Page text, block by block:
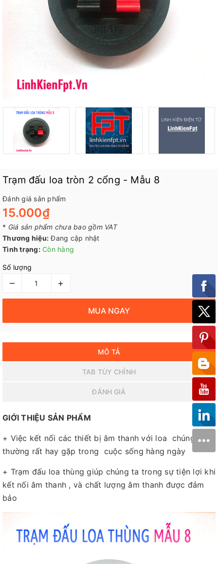
Trạm đấu loa tròn 2 cổng - Mẫu 8
Đánh giá sản phẩm
15.000₫
* Giá sản phẩm chưa bao gồm VAT
Thương hiệu: Đang cập nhật
Tình trạng: Còn hàng
Số lượng
– +
MUA NGAY
MÔ TẢ
TAB TÙY CHỈNH
ĐÁNH GIÁ
GIỚI THIỆU SẢN PHẨM
+ Việc kết nối các thiết bị âm thanh với loa chúng ta
thường rất hay gặp trong cuộc sống hàng ngày
+ Trạm đấu loa thùng giúp chúng ta trong sự tiện lợi khi
kết nối âm thanh , và chất lượng âm thanh được đảm
bảo